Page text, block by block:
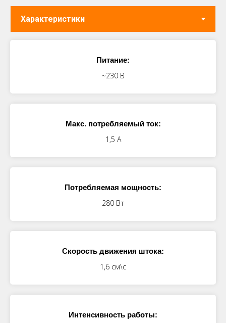
Питание:
~230 В
Макс. потребляемый ток:
1,5 A
Потребляемая мощность:
280 Вт
Скорость движения штока:
1,6 см\с
Интенсивность работы: